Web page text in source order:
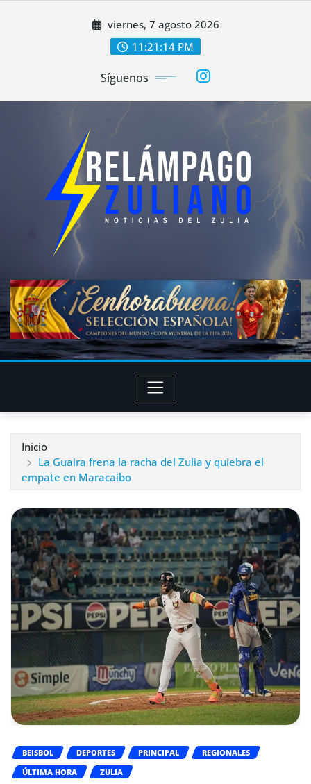
viernes, 7 agosto 2026
11:21:15 PM
Síguenos
Inicio
La Guaira frena la racha del Zulia y quiebra el
empate en Maracaibo
BEISBOL DEPORTES PRINCIPAL
REGIONALES
ÚLTIMA HORA
ZULIA